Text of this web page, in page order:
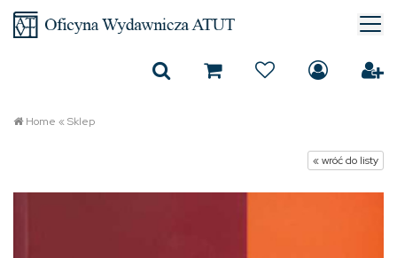
Home «Sklep
« wróć do listy